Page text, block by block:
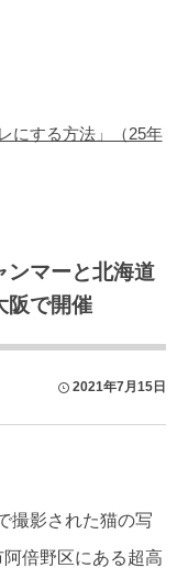
にする方法」（25年
ンマーと北海道
阪で開催
2021年7月15日
撮影された猫の写
倍野区にある超高